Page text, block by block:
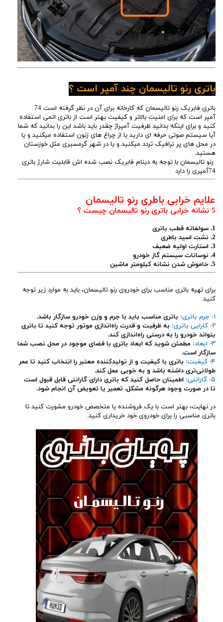
باتری رنو تالیسمان چند آمپر است ؟
باتری فابریک رنو تالیسمان که کارخانه برای آن در نظر گرفته است 74
آمپر است که برای امنیت بالاتر و کیفیت بهتر است از باتری اتمی استفاده
کنید و برای اینکه بدانید ظرفیت آمپراژ چقدر باید باشد این را بدانید که شما
آیا سیستم صوتی حرفه ای دارید یا از چراغ های زنون استفاده میکنید و یا
در محل های پر ترافیک تردد میکنید و یا در شهر گرمسیری مثل خوزستان
هستید.
رنو تالیسمان با توجه به دینام فابریک نصب شده اش قابلیت شارژ باتری
74آمپری را دارد
علایم خرابی باطری رنو تالیسمان
5 نشانه خرابی باتری رنو تالیسمان چیست ؟
1. سولفاته قطب باتری
2. نشت اسید باطری
3. استارت اولیه ضعیف
4. نوسانات سیستم گاز خودرو
5. خاموش شدن نشانه کیلومتر ماشین
برای تهیه باتری مناسب برای خودروی رنو تالیسمان، باید به موارد زیر توجه
کنید:
۱- جرم باتری:
باتری مناسب باید با جرم و وزن خودرو سازگار باشد.
۲- کارایی باتری:
به ظرفیت و قدرت راه‌اندازی موتور توجه کنید تا باتری
بتواند خودرو را به درستی راه‌اندازی کند.
۳- ابعاد:
مطمئن شوید که ابعاد باتری با فضای موجود در محل نصب شما
سازگار است.
۴- کیفیت:
باتری با کیفیت و از تولیدکننده معتبر را انتخاب کنید تا عمر
طولانی‌تری داشته باشد و به خوبی عمل کند.
۵- گارانتی:
اطمینان حاصل کنید که باتری دارای گارانتی قابل قبول است
تا در صورت وجود هرگونه مشکل، تعمیر یا تعویض آن انجام شود.
در نهایت، بهتر است با یک فروشنده یا متخصص خودرو مشورت کنید تا
باتری مناسبی را برای خودروی خود خریداری کنید.